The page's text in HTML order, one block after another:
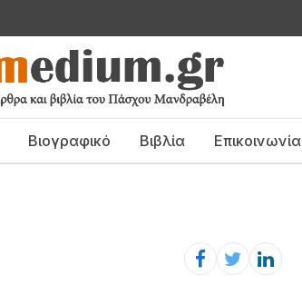
Βιογραφικό Βιβλία Επικοινωνία